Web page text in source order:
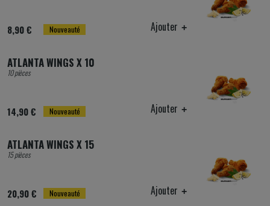
Nouveauté
8,90 € Ajouter
Nouveauté
ATLANTA WINGS X 10
10 pièces
14,90 € Ajouter
Nouveauté
ATLANTA WINGS X 15
15 pièces
20,90 € Ajouter